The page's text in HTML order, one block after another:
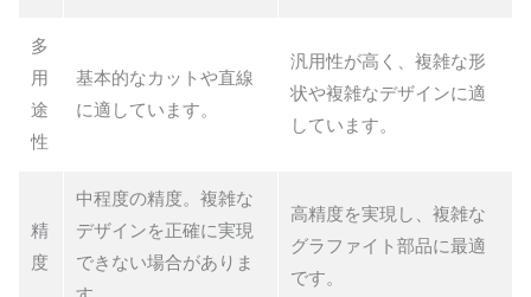
多
用
途
性
基本的なカットや直線
に適しています。
汎用性が高く、複雑な形
状や複雑なデザインに適
しています。
精
度
中程度の精度。複雑な
デザインを正確に実現
できない場合がありま
高精度を実現し、複雑な
グラファイト部品に最適
です。